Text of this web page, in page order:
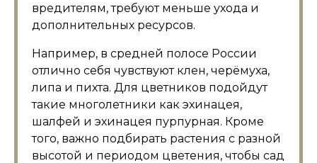
вредителям, требуют меньше ухода и
дополнительных ресурсов.
Например, в средней полосе России
отлично себя чувствуют клен, черёмуха,
липа и пихта. Для цветников подойдут
такие многолетники как эхинацея,
шалфей и эхинацея пурпурная. Кроме
того, важно подбирать растения с разной
высотой и периодом цветения, чтобы сад